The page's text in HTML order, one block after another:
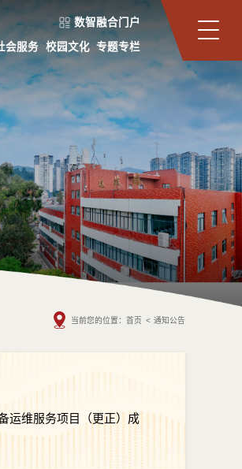
数智融合门户
会服务 校园文化 专题专栏
当前您的位置： 首页 < 通知公告
运维服务项目（更正）成